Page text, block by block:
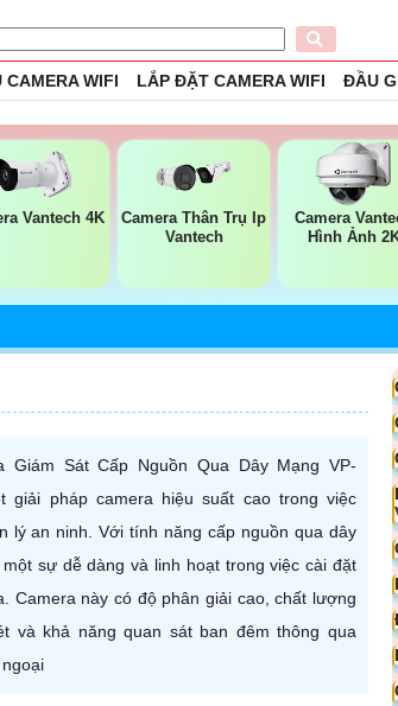
CAMERA WIFI LẮP ĐẶT CAMERA WIFI ĐẦU
Vantech 4K
Camera Thân Trụ Ip
Vantech
Camera
Hình Ảnh
Giám Sát Cấp Nguồn Qua Dây Mạng VP-
giải pháp camera hiệu suất cao trong việc
lý an ninh. Với tính năng cấp nguồn qua dây
sự dễ dàng và linh hoạt trong việc cài đặt
Camera này có độ phân giải cao, chất lượng
và khả năng quan sát ban đêm thông qua